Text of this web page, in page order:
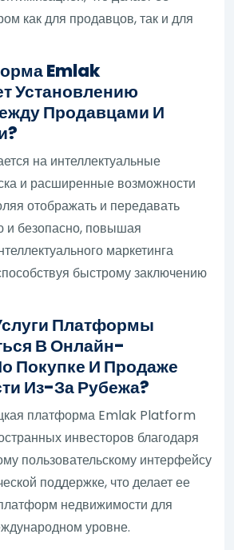
как для продавцов, так и для
Emlak
Установлению
Продавцами И
на интеллектуальные
и расширенные возможности
отображать и передавать
безопасно, повышая
маркетинга
быстрому заключению
Платформы
В Онлайн-
Покупке И Продаже
Из-За Рубежа?
платформа Emlak Platform
инвесторов благодаря
пользовательскому интерфейсу
поддержке, что делает ее
недвижимости для
уровне.